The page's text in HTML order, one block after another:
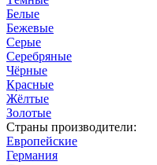
Белые
Бежевые
Серые
Серебряные
Чёрные
Красные
Жёлтые
Золотые
Страны производители:
Европейские
Германия